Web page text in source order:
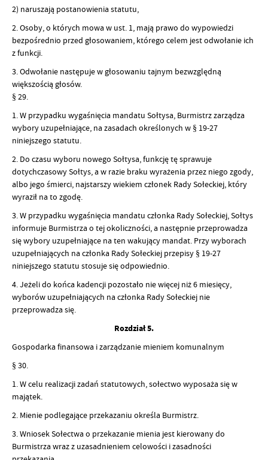
2) naruszają postanowienia statutu,
2. Osoby, o których mowa w ust. 1, mają prawo do wypowiedzi
bezpośrednio przed głosowaniem, którego celem jest odwołanie ich
z funkcji.
3. Odwołanie następuje w głosowaniu tajnym bezwzględną
większością głosów.
§ 29.
1. W przypadku wygaśnięcia mandatu Sołtysa, Burmistrz zarządza
wybory uzupełniające, na zasadach określonych w § 19-27
niniejszego statutu.
2. Do czasu wyboru nowego Sołtysa, funkcję tę sprawuje
dotychczasowy Sołtys, a w razie braku wyrażenia przez niego zgody,
albo jego śmierci, najstarszy wiekiem członek Rady Sołeckiej, który
wyraził na to zgodę.
3. W przypadku wygaśnięcia mandatu członka Rady Sołeckiej, Sołtys
informuje Burmistrza o tej okoliczności, a następnie przeprowadza
się wybory uzupełniające na ten wakujący mandat. Przy wyborach
uzupełniających na członka Rady Sołeckiej przepisy § 19-27
niniejszego statutu stosuje się odpowiednio.
4. Jeżeli do końca kadencji pozostało nie więcej niż 6 miesięcy,
wyborów uzupełniających na członka Rady Sołeckiej nie
przeprowadza się.
Rozdział 5.
Gospodarka finansowa i zarządzanie mieniem komunalnym
§ 30.
1. W celu realizacji zadań statutowych, sołectwo wyposaża się w
majątek.
2. Mienie podlegające przekazaniu określa Burmistrz.
3. Wniosek Sołectwa o przekazanie mienia jest kierowany do
Burmistrza wraz z uzasadnieniem celowości i zasadności